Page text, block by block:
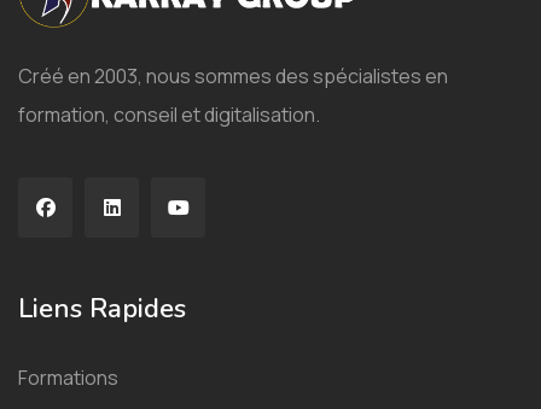
Créé en 2003, nous sommes des spécialistes en
formation, conseil et digitalisation.
Liens Rapides
Formations